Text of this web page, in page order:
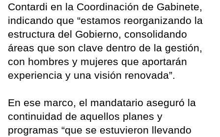
Contardi en la Coordinación de Gabinete,
indicando que “estamos reorganizando la
estructura del Gobierno, consolidando
áreas que son clave dentro de la gestión,
con hombres y mujeres que aportarán
experiencia y una visión renovada”.
En ese marco, el mandatario aseguró la
continuidad de aquellos planes y
programas “que se estuvieron llevando